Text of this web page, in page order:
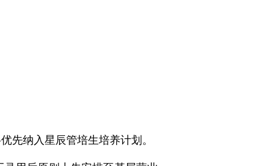
先纳入星辰管培生培养计划。